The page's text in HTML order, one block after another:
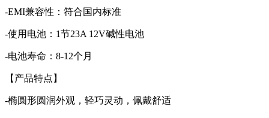
-EMI兼容性：符合国内标准
-使用电池：1节23A 12V碱性电池
-电池寿命：8-12个月
【产品特点】
-椭圆形圆润外观，轻巧灵动，佩戴舒适